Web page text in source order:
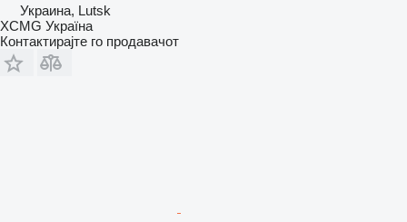
Украина, Lutsk
XCMG Україна
Контактирајте го продавачот